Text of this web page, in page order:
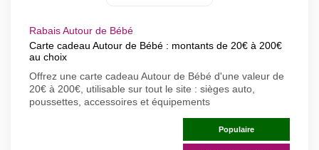
Rabais Autour de Bébé
Carte cadeau Autour de Bébé : montants de 20€ à 200€
au choix
Offrez une carte cadeau Autour de Bébé d'une valeur de
20€ à 200€, utilisable sur tout le site : sièges auto,
poussettes, accessoires et équipements
Populaire